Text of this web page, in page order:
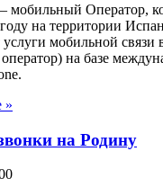
мобильный Оператор,
на территории
услуги мобильной
на базе
»
на Родину